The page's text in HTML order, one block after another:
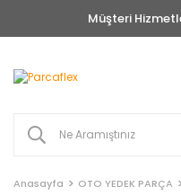
Müşteri
Anasayfa OTO YEDEK PARÇA